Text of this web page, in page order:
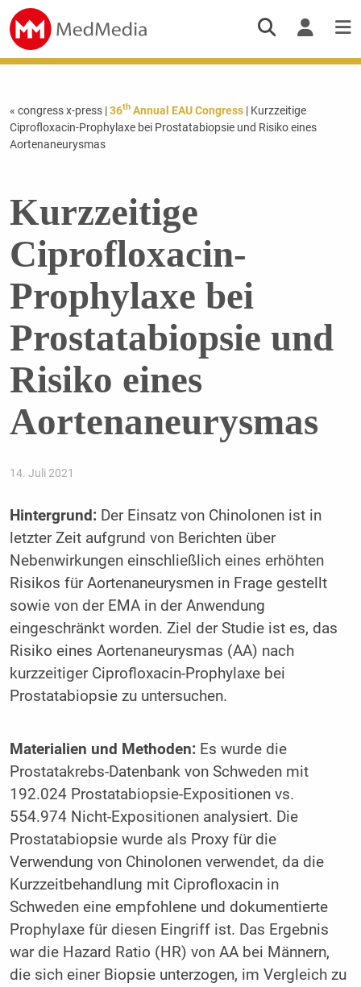
« congress x-press |36thAnnual EAU Congress| Kurzzeitige
Ciprofloxacin-Prophylaxe bei Prostatabiopsie und Risiko eines
Aortenaneurysmas
Kurzzeitige
Ciprofloxacin-
Prophylaxe bei
Prostatabiopsie und
Risiko eines
Aortenaneurysmas
14. Juli 2021
Hintergrund:Der Einsatz von Chinolonen ist in
letzter Zeit aufgrund von Berichten über
Nebenwirkungen einschließlich eines erhöhten
Risikos für Aortenaneurysmen in Frage gestellt
sowie von der EMA in der Anwendung
eingeschränkt worden. Ziel der Studie ist es, das
Risiko eines Aortenaneurysmas (AA) nach
kurzzeitiger Ciprofloxacin-Prophylaxe bei
Prostatabiopsie zu untersuchen.
Materialien und Methoden:Es wurde die
Prostatakrebs-Datenbank von Schweden mit
192.024 Prostatabiopsie-Expositionen vs.
554.974 Nicht-Expositionen analysiert. Die
Prostatabiopsie wurde als Proxy für die
Verwendung von Chinolonen verwendet, da die
Kurzzeitbehandlung mit Ciprofloxacin in
Schweden eine empfohlene und dokumentierte
Prophylaxe für diesen Eingriff ist. Das Ergebnis
war die Hazard Ratio (HR) von AA bei Männern,
die sich einer Biopsie unterzogen, im Vergleich zu